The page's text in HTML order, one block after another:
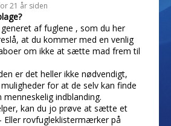
21 år siden
af fuglene , som du her
at du kommer med en venlig
om ikke at sætte mad frem til
er det heller ikke nødvendigt,
for at de selv kan finde
indblanding.
kan du jo prøve at sætte et
rovfugleklistermærker på